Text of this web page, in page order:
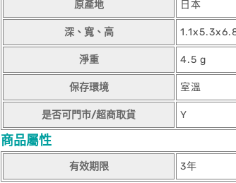
原產地 日本
深、寬、高
淨重 4.5 g
保存環境 室溫
是否可門市/超商取貨 Y
商品屬性
有效期限 3年